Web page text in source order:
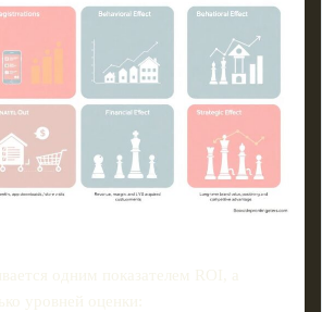
одним показателем ROI, а
уровней оценки: